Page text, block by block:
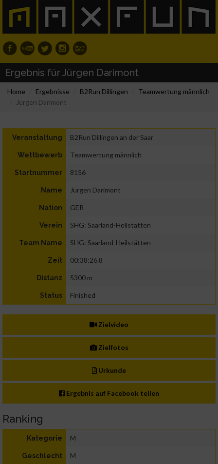
Ergebnis für Jürgen Darimont
Home Ergebnisse B2Run Dillingen
Teamwertung männlich
Jürgen Darimont
Veranstaltung B2Run Dillingen an der Saar
Wettbewerb Teamwertung männlich
Startnummer 8156
Name Jürgen Darimont
Nation GER
Verein SHG: Saarland-Heilstätten
Team Name SHG: Saarland-Heilstätten
Zeit 00:38:26.8
Distanz 5300 m
Status Finished
Zielvideo
Zielfotos
Urkunde
Ergebnis auf Facebook teilen
Ranking
Kategorie M
Geschlecht M